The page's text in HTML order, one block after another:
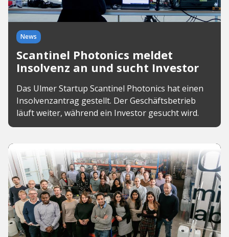
News
Scantinel Photonics meldet
Insolvenz an und sucht Investor
Das Ulmer Startup Scantinel Photonics hat einen
Insolvenzantrag gestellt. Der Geschäftsbetrieb
läuft weiter, während ein Investor gesucht wird.